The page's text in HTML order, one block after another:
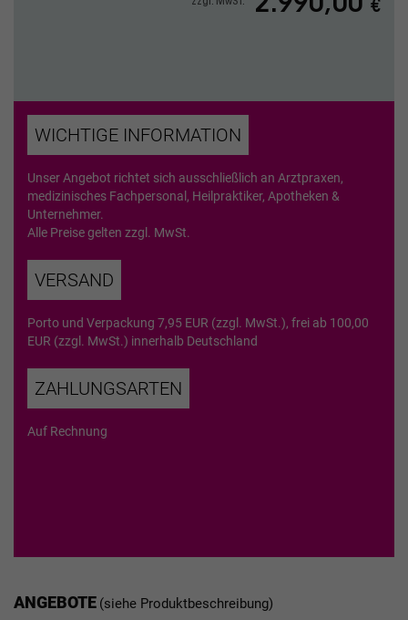
€
WICHTIGE INFORMATION
Unser Angebot richtet sich ausschließlich an Arztpraxen,
medizinisches Fachpersonal, Heilpraktiker, Apotheken &
Unternehmer.
Alle Preise gelten zzgl. MwSt.
VERSAND
Porto und Verpackung 7,95 EUR (zzgl. MwSt.), frei ab 100,00
EUR (zzgl. MwSt.) innerhalb Deutschland
ZAHLUNGSARTEN
Auf Rechnung
ANGEBOTE (siehe Produktbeschreibung)